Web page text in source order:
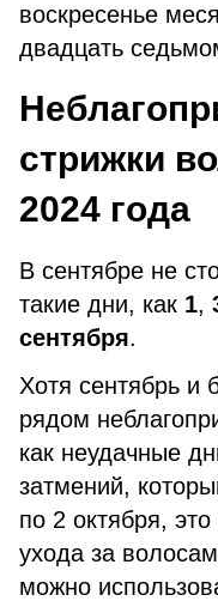
воскресенье
двадцать
стрижки
2024 года
В сентябре не
такие дни, как 1,
сентября.
Хотя сентябрь и
рядом
как неудачные
затмений,
по 2 октября,
ухода за
можно